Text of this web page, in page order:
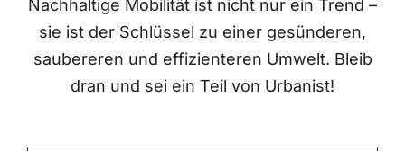
Nachhaltige Mobilität ist nicht nur ein Trend –
sie ist der Schlüssel zu einer gesünderen,
saubereren und effizienteren Umwelt. Bleib
dran und sei ein Teil von Urbanist!